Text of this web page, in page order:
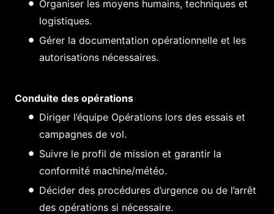
Organiser les moyens humains, techniques et
logistiques.
Gérer la documentation opérationnelle et les
autorisations nécessaires.
Conduite des opérations
Diriger l’équipe Opérations lors des essais et
campagnes de vol.
Suivre le profil de mission et garantir la
conformité machine/météo.
Décider des procédures d’urgence ou de l’arrêt
des opérations si nécessaire.